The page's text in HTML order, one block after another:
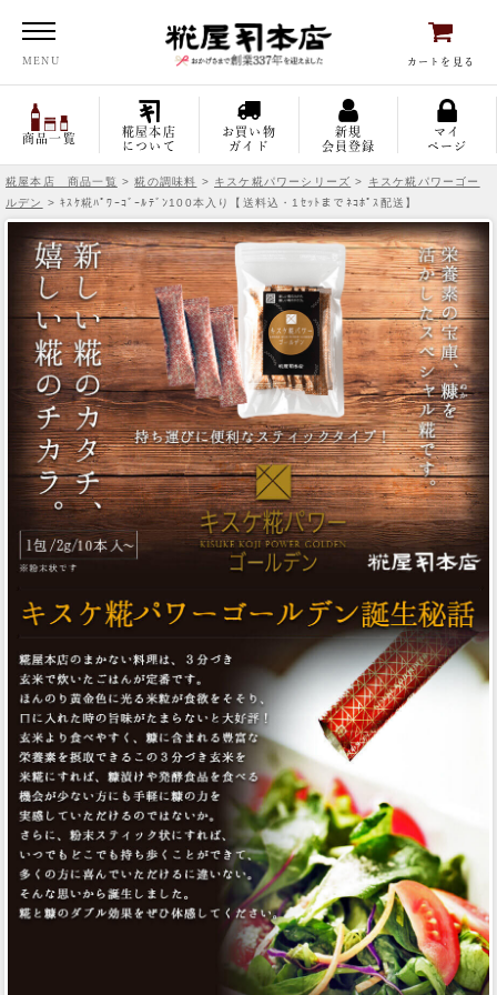
MENU カートを見る
商品一覧
糀屋本店
について
お買い物
ガイド
新規
会員登録
マイ
ページ
糀屋本店 商品一覧 >糀の調味料 > キスケ糀パワーシリーズ >
キスケ糀パワーゴー
ルデン
> ｷｽｹ糀ﾊﾟﾜｰｺﾞｰﾙﾃﾞﾝ100本入り【送料込・1ｾｯﾄまでﾈｺﾎﾟｽ配送】